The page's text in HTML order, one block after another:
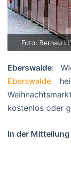
Foto: Bernau
Eberswalde:
Eberswalde
kostenlos oder
In der